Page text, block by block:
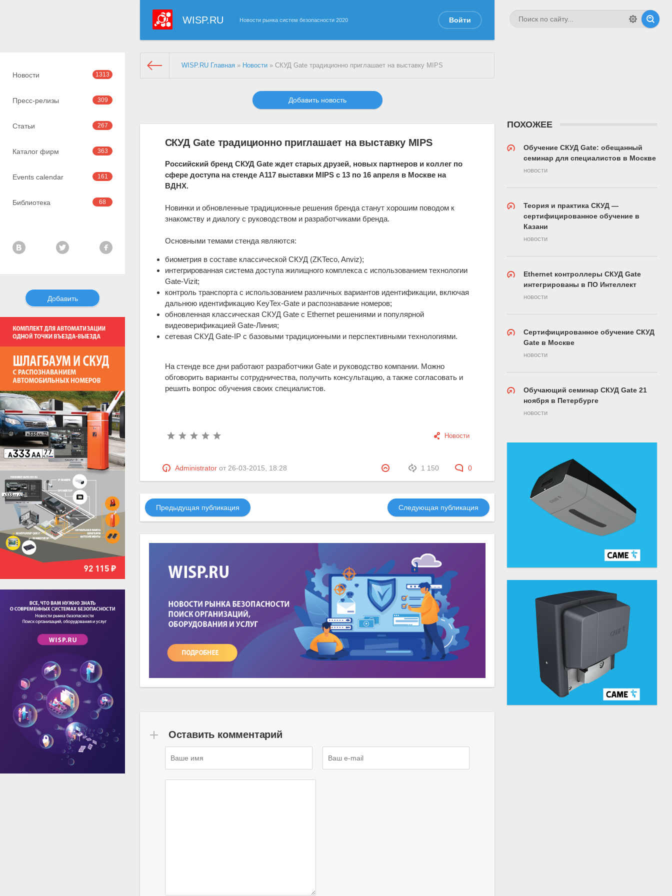
WISP.RU Новости рынка систем безопасности 2020 Войти
Новости 1313
Пресс-релизы 309
Статьи 267
Каталог фирм 363
Events calendar 161
Библиотека 68
Добавить
WISP.RU Главная» Новости» СКУД Gate традиционно приглашает на выставку MIPS
Добавить новость
СКУД Gate традиционно приглашает на выставку MIPS
Российский бренд СКУД Gate ждет старых друзей, новых партнеров и коллег по
сфере доступа на стенде А117 выставки MIPS с 13 по 16 апреля в Москве на
ВДНХ.
Новинки и обновленные традиционные решения бренда станут хорошим поводом к
знакомству и диалогу с руководством и разработчиками бренда.
Основными темами стенда являются:
биометрия в составе классической СКУД (ZKTeco, Anviz);
интегрированная система доступа жилищного комплекса с использованием технологии
Gate-Vizit;
контроль транспорта с использованием различных вариантов идентификации, включая
дальнюю идентификацию KeyTex-Gate и распознавание номеров;
обновленная классическая СКУД Gate с Ethernet решениями и популярной
видеоверификацией Gate-Линия;
сетевая СКУД Gate-IP с базовыми традиционными и перспективными технологиями.
На стенде все дни работают разработчики Gate и руководство компании. Можно
обговорить варианты сотрудничества, получить консультацию, а также согласовать и
решить вопрос обучения своих специалистов.
Новости
1 150 0
Administratorот 26-03-2015, 18:28
ПОХОЖЕЕ
Обучение СКУД Gate: обещанный
семинар для специалистов в Москве
новости
Теория и практика СКУД —
сертифицированное обучение в
Казани
новости
Ethernet контроллеры СКУД Gate
интегрированы в ПО Интеллект
новости
Сертифицированное обучение СКУД
Gate в Москве
новости
Обучающий семинар СКУД Gate 21
ноября в Петербурге
новости
Предыдущая публикация Следующая публикация
Оставить комментарий